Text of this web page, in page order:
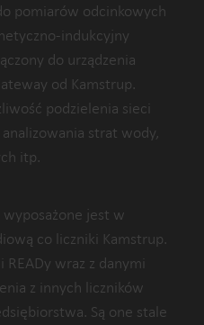
pomiarów odcinkowych
indukcyjny
do urządzenia
od Kamstrup.
podzielenia sieci
strat wody,
itp.
jest w
co liczniki Kamstrup.
READy wraz z danymi
z innych liczników
Są one stale